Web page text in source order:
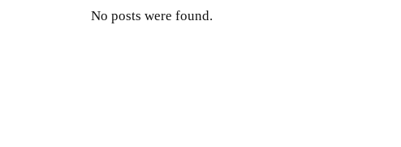
No posts were found.